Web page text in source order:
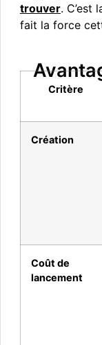
trouver. C’est
fait la force
Critère
Création
Coût de
lancement